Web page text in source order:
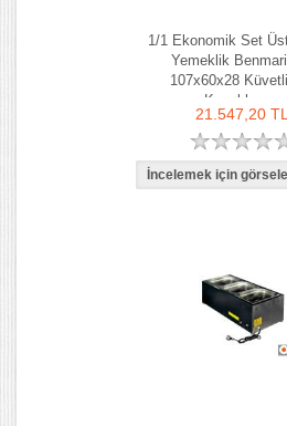
1/1 Ekonomik Set
Yemeklik Benmari
107x60x28 Küvetli
Kapaklı
21.547,20 TL